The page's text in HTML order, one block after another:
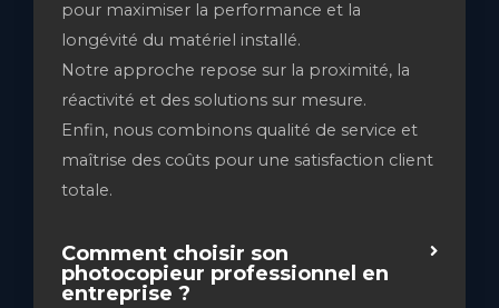
pour maximiser la performance et la
longévité du matériel installé.
Notre approche repose sur la proximité, la
réactivité et des solutions sur mesure.
Enfin, nous combinons qualité de service et
maîtrise des coûts pour une satisfaction client
totale.
Comment choisir son
photocopieur professionnel en
entreprise ?